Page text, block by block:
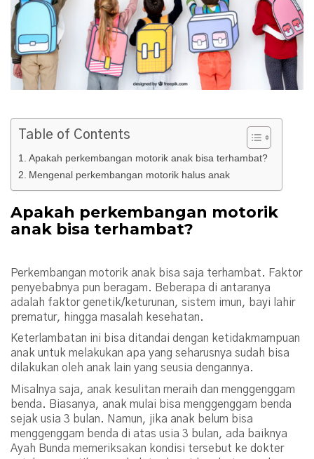
Table of Contents
Apakah perkembangan motorik anak bisa terhambat?
Mengenal perkembangan motorik halus anak
Apakah perkembangan motorik
anak bisa terhambat?
Perkembangan motorik anak bisa saja terhambat. Faktor
penyebabnya pun beragam. Beberapa di antaranya
adalah faktor genetik/keturunan, sistem imun, bayi lahir
prematur, hingga masalah kesehatan.
Keterlambatan ini bisa ditandai dengan ketidakmampuan
anak untuk melakukan apa yang seharusnya sudah bisa
dilakukan oleh anak lain yang seusia dengannya.
Misalnya saja, anak kesulitan meraih dan menggenggam
benda. Biasanya, anak mulai bisa menggenggam benda
sejak usia 3 bulan. Namun, jika anak belum bisa
menggenggam benda di atas usia 3 bulan, ada baiknya
Ayah Bunda memeriksakan kondisi tersebut ke dokter